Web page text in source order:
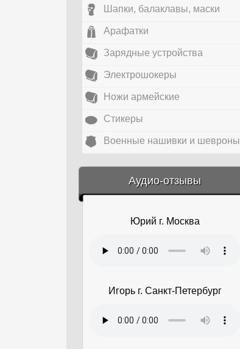
Шапки, балаклавы, маски
Арафатки
Зарядные устройства
Электрошокеры
Ножи армейские
Стикеры
Военные нашивки и шевроны
Аудио-отзывы
&amp;nbsp;
Юрий г. Москва
Игорь г. Санкт-Петербург